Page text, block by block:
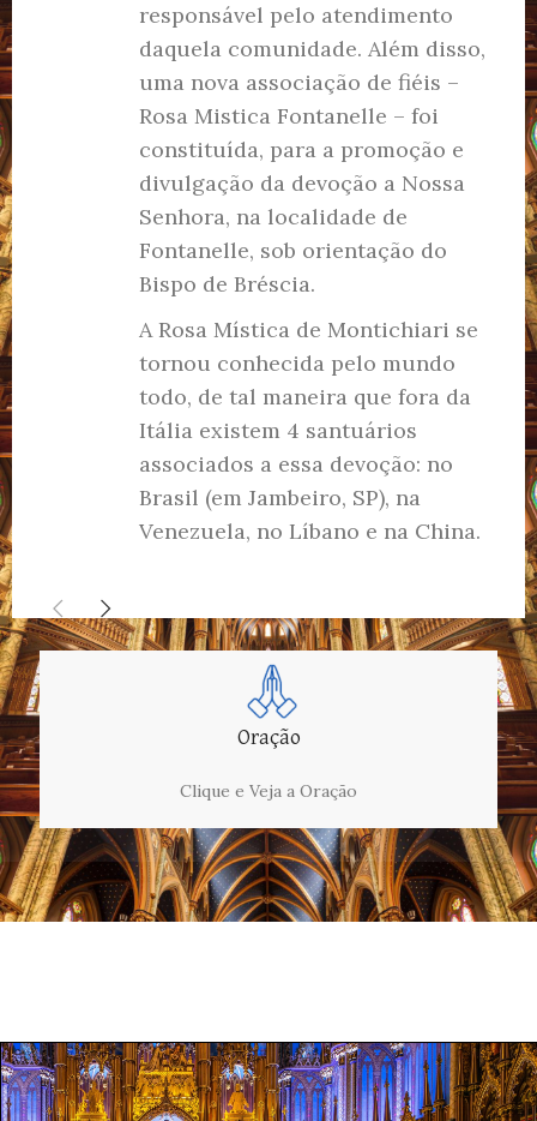
responsável pelo atendimento
daquela comunidade. Além disso,
uma nova associação de fiéis –
Rosa Mistica Fontanelle – foi
constituída, para a promoção e
divulgação da devoção a Nossa
Senhora, na localidade de
Fontanelle, sob orientação do
Bispo de Bréscia.
A Rosa Mística de Montichiari se
tornou conhecida pelo mundo
todo, de tal maneira que fora da
Itália existem 4 santuários
associados a essa devoção: no
Brasil (em Jambeiro, SP), na
Venezuela, no Líbano e na China.
Oração
Clique e Veja a Oração